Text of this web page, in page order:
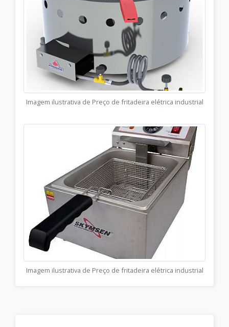
Imagem ilustrativa de Preço de fritadeira elétrica industrial
Imagem ilustrativa de Preço de fritadeira elétrica industrial